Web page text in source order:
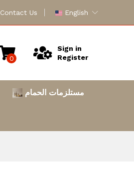
Contact Us English
0
Sign in
Register
مستلزمات الحمام